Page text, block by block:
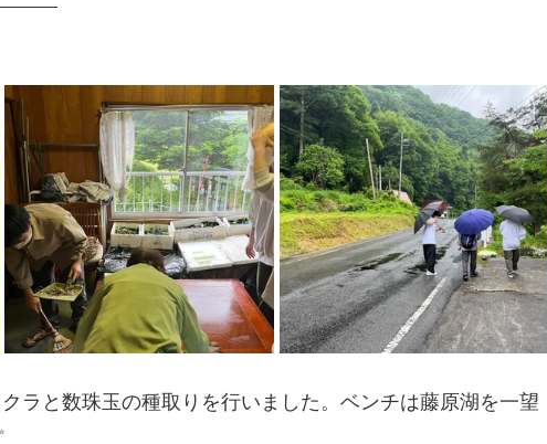
ラと数珠玉の種取りを行いました。ベンチは藤原湖を一望